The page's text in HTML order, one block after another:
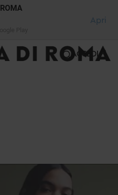
Apri
ACCEDI